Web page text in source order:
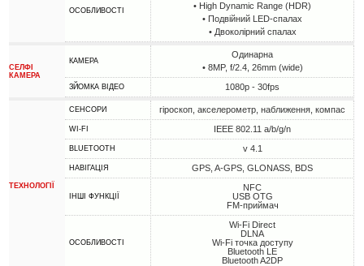
ОСОБЛИВОСТІ
• High Dynamic Range (HDR)
• Подвійний LED-спалах
• Двоколірний спалах
СЕЛФІ
КАМЕРА
КАМЕРА
Одинарна
• 8MP, f/2.4, 26mm (wide)
ЗЙОМКА ВІДЕО 1080p - 30fps
ТЕХНОЛОГІЇ
СЕНСОРИ гіроскоп, акселерометр, наближення, компас
WI-FI IEEE 802.11 a/b/g/n
BLUETOOTH v 4.1
НАВІГАЦІЯ GPS, A-GPS, GLONASS, BDS
ІНШІ ФУНКЦІЇ
NFC
USB OTG
FM-приймач
ОСОБЛИВОСТІ
Wi-Fi Direct
DLNA
Wi-Fi точка доступу
Bluetooth LE
Bluetooth A2DP